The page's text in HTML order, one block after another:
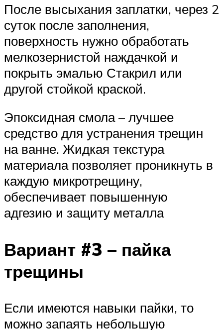
После высыхания заплатки, через 2
суток после заполнения,
поверхность нужно обработать
мелкозернистой наждачкой и
покрыть эмалью Стакрил или
другой стойкой краской.
Эпоксидная смола – лучшее
средство для устранения трещин
на ванне. Жидкая текстура
материала позволяет проникнуть в
каждую микротрещину,
обеспечивает повышенную
адгезию и защиту металла
Вариант #3 – пайка
трещины
Если имеются навыки пайки, то
можно запаять небольшую